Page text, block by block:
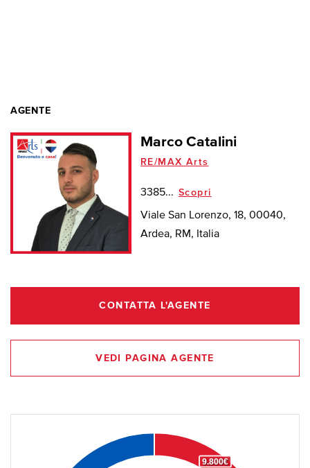
AGENTE
Marco Catalini
RE/MAX Arts
3385... Scopri
Viale San Lorenzo, 18, 00040,
Ardea, RM, Italia
CONTATTA L'AGENTE
VEDI PAGINA AGENTE
9.800€